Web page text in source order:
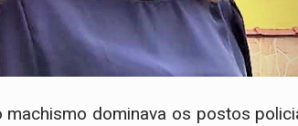
dominava os postos